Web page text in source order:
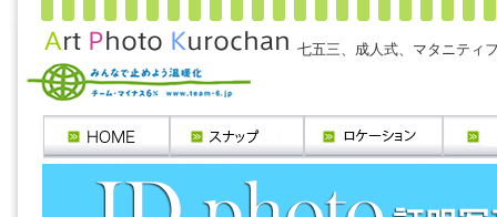
七五三、成人式、マタニティ